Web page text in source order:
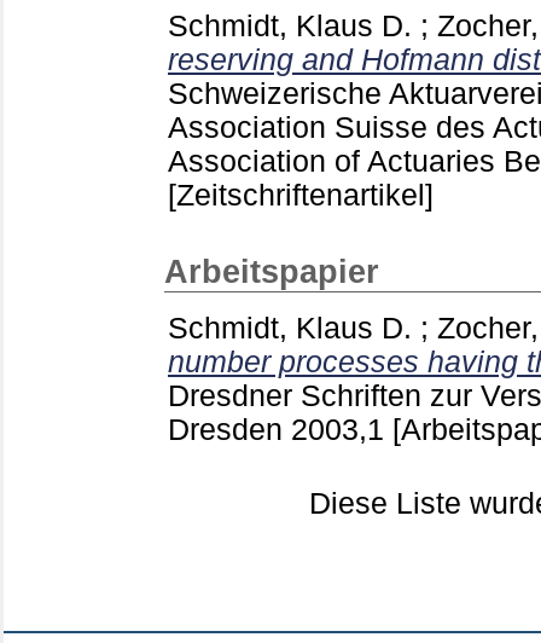
Schmidt, Klaus D. ;
reserving and Hofmann
Schweizerische
Association Suisse des
Association of Actuaries
[Zeitschriftenartikel]
Arbeitspapier
Schmidt, Klaus D. ;
number processes having
Dresdner Schriften zur
Dresden 2003,1
Diese Liste